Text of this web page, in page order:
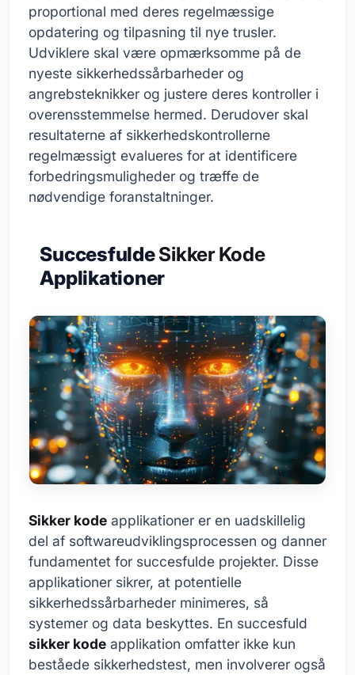
proportional med deres regelmæssige
opdatering og tilpasning til nye trusler.
Udviklere skal være opmærksomme på de
nyeste sikkerhedssårbarheder og
angrebsteknikker og justere deres kontroller i
overensstemmelse hermed. Derudover skal
resultaterne af sikkerhedskontrollerne
regelmæssigt evalueres for at identificere
forbedringsmuligheder og træffe de
nødvendige foranstaltninger.
SuccesfuldeSikker Kode
Applikationer
Sikker kode applikationer er en uadskillelig
del af softwareudviklingsprocessen og danner
fundamentet for succesfulde projekter. Disse
applikationer sikrer, at potentielle
sikkerhedssårbarheder minimeres, så
systemer og data beskyttes. En succesfuld
sikker kode applikation omfatter ikke kun
beståede sikkerhedstest, men involverer også